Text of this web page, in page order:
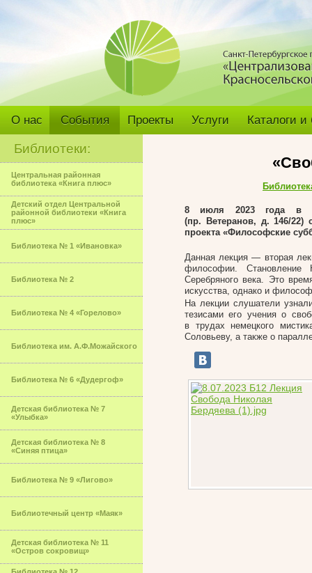
О нас События Проекты Услуги Каталоги
Библиотеки:
Центральная районная
библиотека «Книга плюс»
Детский отдел Центральной
районной библиотеки «Книга
плюс»
Библиотека № 1 «Ивановка»
Библиотека № 2
Библиотека № 4 «Горелово»
Библиотека им. А.Ф.Можайского
Библиотека № 6 «Дудергоф»
Детская библиотека № 7
«Улыбка»
Детская библиотека № 8
«Синяя птица»
Библиотека № 9 «Лигово»
Библиотечный центр «Маяк»
Детская библиотека № 11
«Остров сокровищ»
8 июля 2023 года в
(пр. Ветеранов, д. 146/22)
проекта «Философские
Данная лекция — вторая
философии. Становление
Серебряного века. Это
искусства, однако и
На лекции слушатели
тезисами его учения о
в трудах немецкого
Соловьеву, а также о